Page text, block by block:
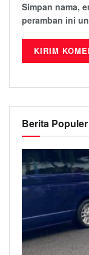
Simpan nama,
peramban ini
Berita Populer